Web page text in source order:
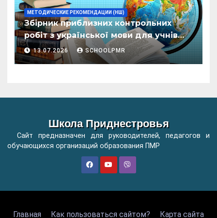
МЕТОДИЧЕСКИЕ РЕКОМЕНДАЦИИ (НШ)
Збірник приблизних контрольних
робіт з української мови для учнів
початкових класів організацій
загальної освіти
13.07.2026 SCHOOLPMR
Школа Приднестровья
Сайт предназначен для руководителей, педагогов и
обучающихся организаций образования ПМР
Главная Как пользоваться сайтом? Карта сайта